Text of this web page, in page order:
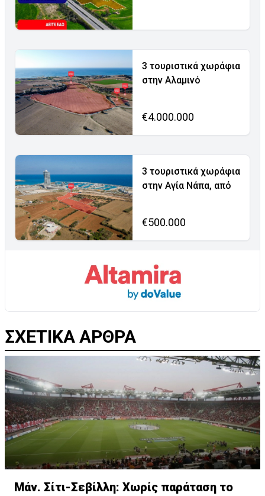
3 τουριστικά χωράφια
στην Αλαμινό
€4.000.000
3 τουριστικά χωράφια
στην Αγία Νάπα, από
€500.000
ΣΧΕΤΙΚΑ ΑΡΘΡΑ
Μάν. Σίτι-Σεβίλλη: Χωρίς παράταση το